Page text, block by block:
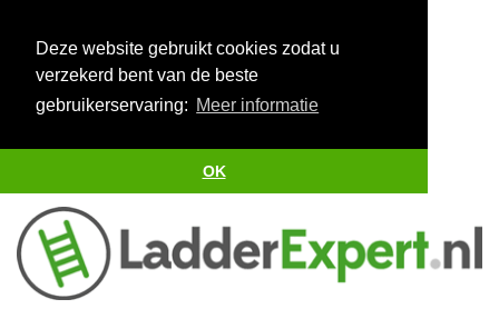
Deze website gebruikt cookies zodat u
verzekerd bent van de beste
gebruikerservaring: Meer informatie
OK